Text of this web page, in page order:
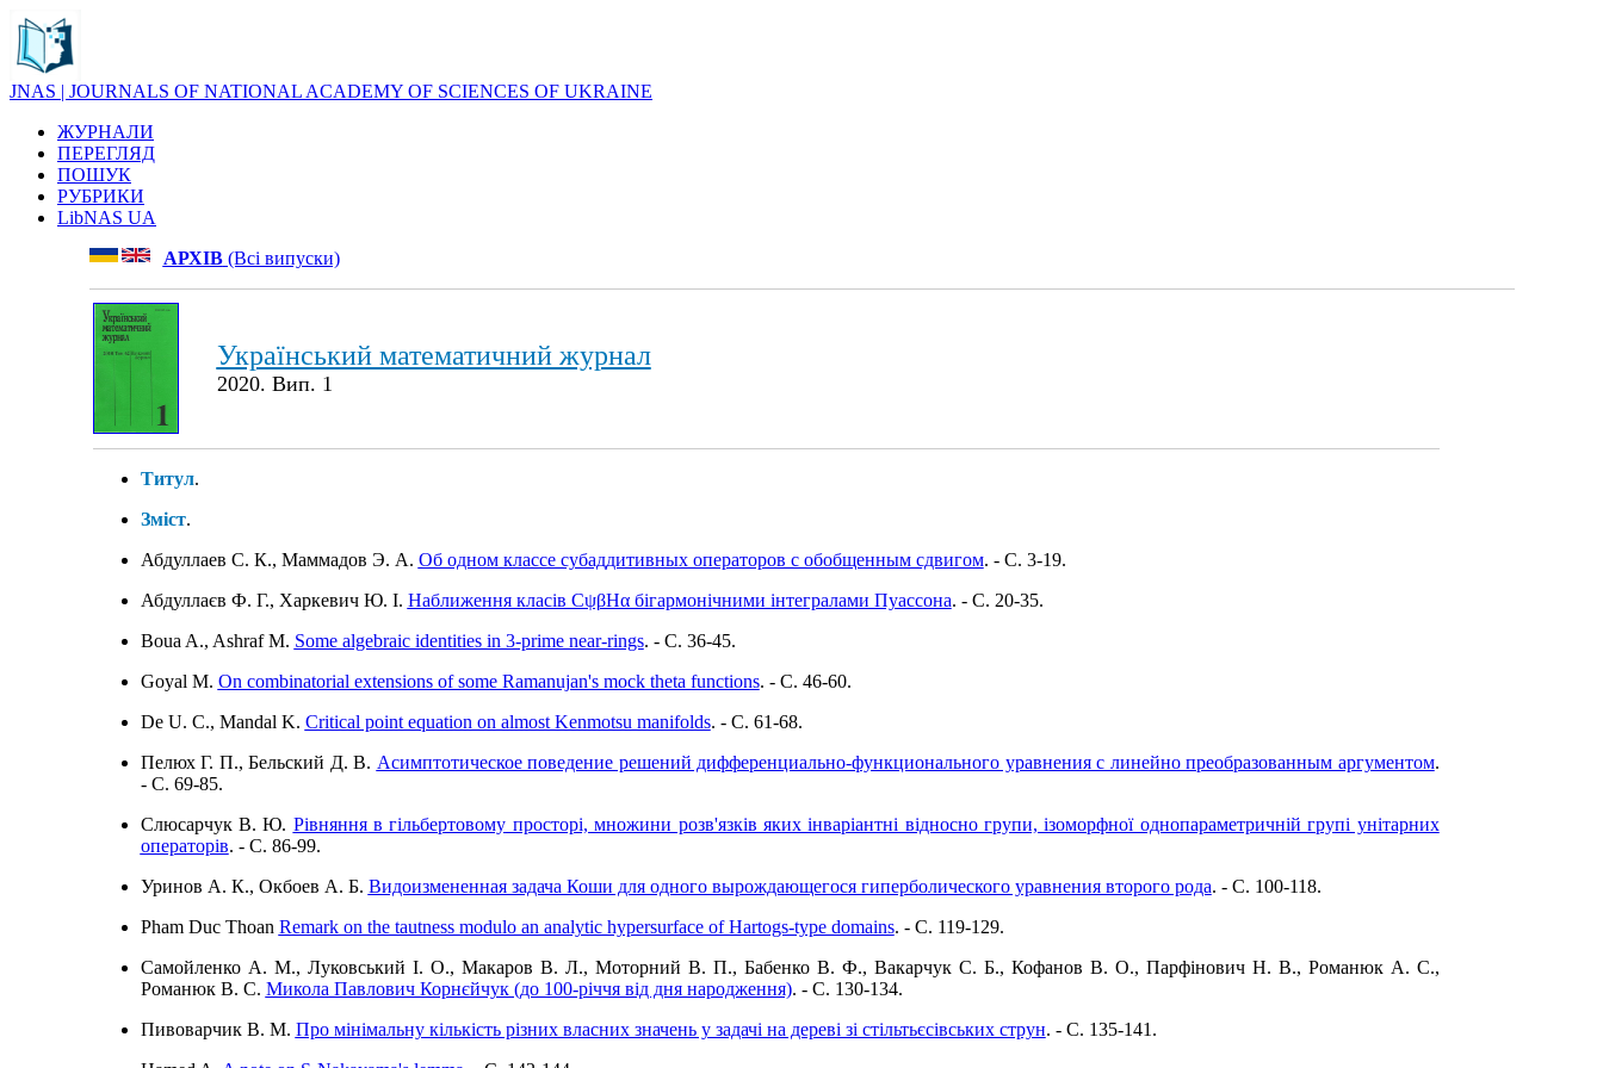
JNAS | JOURNALS OF NATIONAL ACADEMY OF SCIENCES OF UKRAINE
ЖУРНАЛИ
ПЕРЕГЛЯД
ПОШУК
РУБРИКИ
LibNAS UA
АРХІВ(Всі випуски)
Український математичний журнал
2020. Вип. 1
Титул.
Зміст.
Абдуллаев С. К., Маммадов Э. А. Об одном классе субаддитивных операторов с обобщенным сдвигом. - C. 3-19.
Абдуллаєв Ф. Г., Харкевич Ю. І. Наближення класів CψβHα бігармонічними інтегралами Пуассона. - C. 20-35.
Boua A., Ashraf M. Some algebraic identities in 3-prime near-rings. - C. 36-45.
Goyal M. On combinatorial extensions of some Ramanujan's mock theta functions. - C. 46-60.
De U. C., Mandal K. Critical point equation on almost Kenmotsu manifolds. - C. 61-68.
Пелюх Г. П., Бельский Д. В. Асимптотическое поведение решений дифференциально-функционального уравнения с линейно преобразованным аргументом.
- C. 69-85.
Слюсарчук В. Ю. Рівняння в гільбертовому просторі, множини розв'язків яких інваріантні відносно групи, ізоморфної однопараметричній групі унітарних
операторів. - C. 86-99.
Уринов А. К., Окбоев А. Б. Видоизмененная задача Коши для одного вырождающегося гиперболического уравнения второго рода. - C. 100-118.
Pham Duc Thoan Remark on the tautness modulo an analytic hypersurface of Hartogs-type domains. - C. 119-129.
Самойленко А. М., Луковський І. О., Макаров В. Л., Моторний В. П., Бабенко В. Ф., Вакарчук С. Б., Кофанов В. О., Парфінович Н. В., Романюк А. С.,
Романюк В. С. Микола Павлович Корнєйчук (до 100-річчя від дня народження). - C. 130-134.
Пивоварчик В. М. Про мінімальну кількість різних власних значень у задачі на дереві зі стільтьєсівських струн. - C. 135-141.